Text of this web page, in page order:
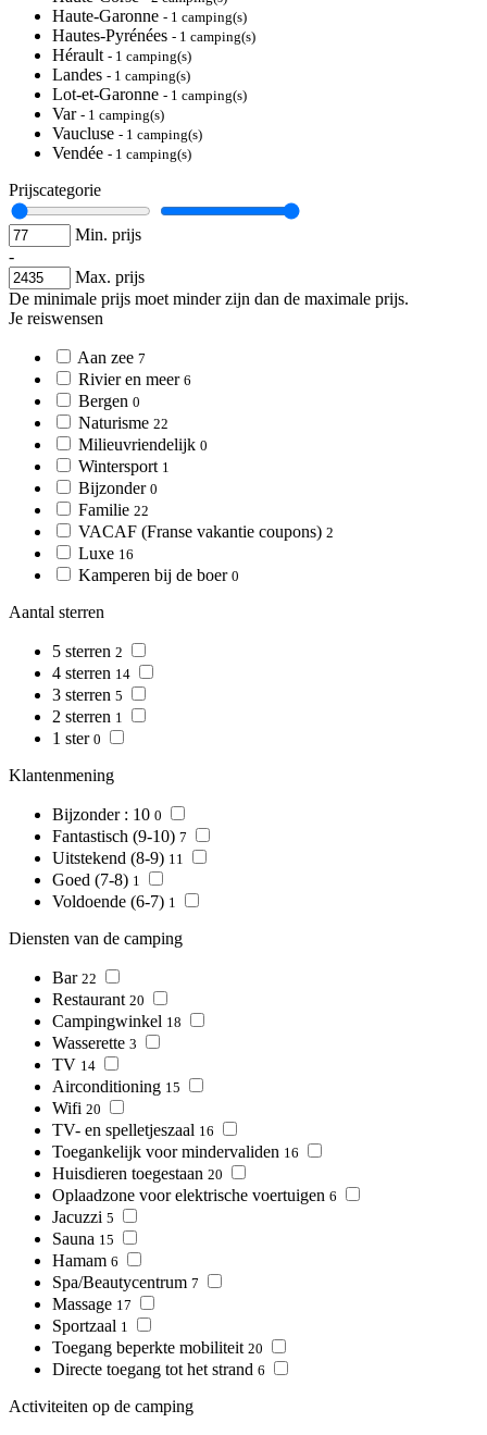
Haute-Garonne - 1 camping(s)
Hautes-Pyrénées - 1 camping(s)
Hérault - 1 camping(s)
Landes - 1 camping(s)
Lot-et-Garonne - 1 camping(s)
Var - 1 camping(s)
Vaucluse - 1 camping(s)
Vendée - 1 camping(s)
Prijscategorie
Min. prijs
-
Max. prijs
De minimale prijs moet minder zijn dan de maximale prijs.
Je reiswensen
Aan zee 7
Rivier en meer 6
Bergen 0
Naturisme 22
Milieuvriendelijk 0
Wintersport 1
Bijzonder 0
Familie 22
VACAF (Franse vakantie coupons) 2
Luxe 16
Kamperen bij de boer 0
Aantal sterren
5 sterren 2
4 sterren 14
3 sterren 5
2 sterren 1
1 ster 0
Klantenmening
Bijzonder : 10 0
Fantastisch (9-10) 7
Uitstekend (8-9) 11
Goed (7-8) 1
Voldoende (6-7) 1
Diensten van de camping
Bar 22
Restaurant 20
Campingwinkel 18
Wasserette 3
TV 14
Airconditioning 15
Wifi 20
TV- en spelletjeszaal 16
Toegankelijk voor mindervaliden 16
Huisdieren toegestaan 20
Oplaadzone voor elektrische voertuigen 6
Jacuzzi 5
Sauna 15
Hamam 6
Spa/Beautycentrum 7
Massage 17
Sportzaal 1
Toegang beperkte mobiliteit 20
Directe toegang tot het strand 6
Activiteiten op de camping